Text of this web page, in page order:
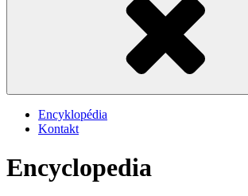
Encyklopédia
Kontakt
Encyclopedia